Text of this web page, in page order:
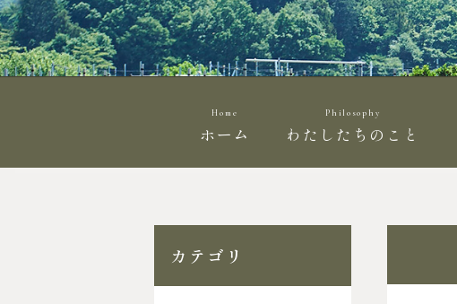
Home
ホーム
Philosophy
わたしたちのこと
カテゴリ